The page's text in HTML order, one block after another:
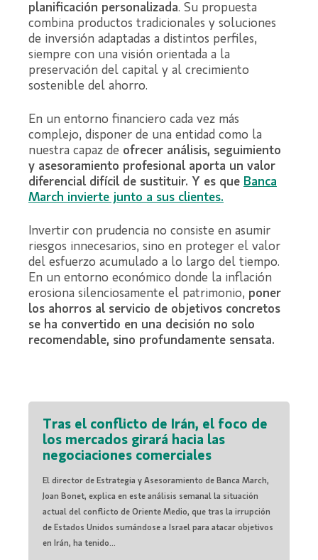
planificación personalizada. Su propuesta
combina productos tradicionales y soluciones
de inversión adaptadas a distintos perfiles,
siempre con una visión orientada a la
preservación del capital y al crecimiento
sostenible del ahorro.
En un entorno financiero cada vez más
complejo, disponer de una entidad como la
nuestra capaz de ofrecer análisis, seguimiento
y asesoramiento profesional aporta un valor
diferencial difícil de sustituir. Y es que Banca
March invierte junto a sus clientes.
Invertir con prudencia no consiste en asumir
riesgos innecesarios, sino en proteger el valor
del esfuerzo acumulado a lo largo del tiempo.
En un entorno económico donde la inflación
erosiona silenciosamente el patrimonio, poner
los ahorros al servicio de objetivos concretos
se ha convertido en una decisión no solo
recomendable, sino profundamente sensata.
Tras el conflicto de Irán, el foco de
los mercados girará hacia las
negociaciones comerciales
El director de Estrategia y Asesoramiento de Banca March,
Joan Bonet, explica en este análisis semanal la situación
actual del conflicto de Oriente Medio, que tras la irrupción
de Estados Unidos sumándose a Israel para atacar objetivos
en Irán, ha tenido...